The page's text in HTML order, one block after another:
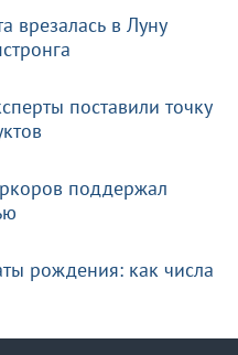
врезалась в Луну
поставили точку
поддержал
рождения: как числа